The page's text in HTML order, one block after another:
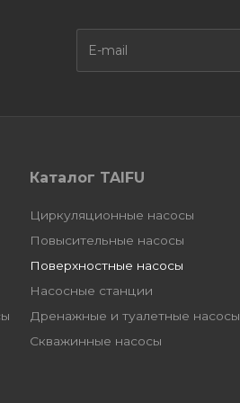
Каталог TAIFU
Циркуляционные насосы
Повысительные насосы
Поверхностные насосы
Насосные станции
Дренажные и туалетные насосы
Скважинные насосы